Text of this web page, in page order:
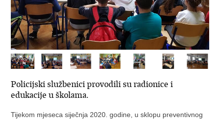
Policijski službenici provodili su radionice i
edukacije u školama.
Tijekom mjeseca siječnja 2020. godine, u sklopu preventivnog